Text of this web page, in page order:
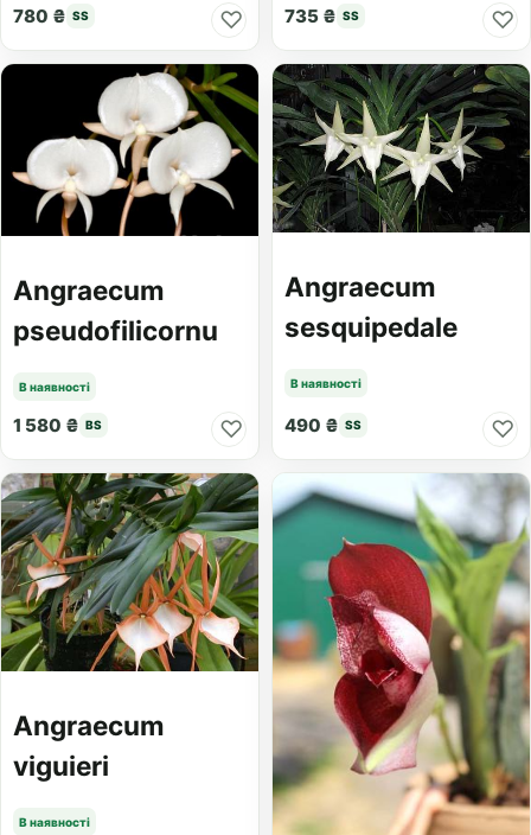
780 ₴ SS ♡ 735 ₴ SS ♡
Angraecum
pseudofilicornu
В наявності
1 580 ₴ BS ♡
Angraecum
sesquipedale
В наявності
490 ₴ SS ♡
Angraecum
viguieri
В наявності